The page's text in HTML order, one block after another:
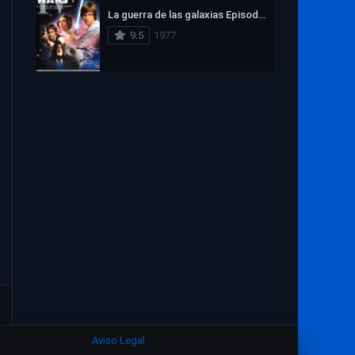
1969 1968
1966
La guerra de las galaxias Episodio IV: Una nueva esperanza
9.5
1977
Aviso Legal